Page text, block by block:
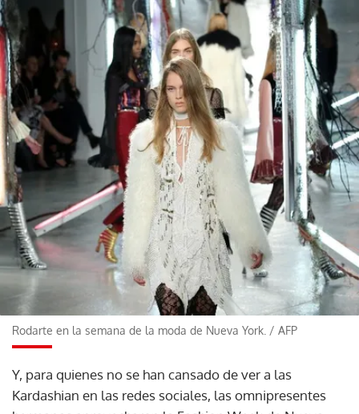
Rodarte en la semana de la moda de Nueva York. / AFP
Y, para quienes no se han cansado de ver a las
Kardashian en las redes sociales, las omnipresentes